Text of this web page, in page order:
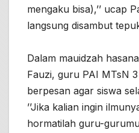
mengaku bisa),’’ ucap
langsung disambut
Dalam mauidzah
Fauzi, guru PAI MTsN
berpesan agar siswa
’’Jika kalian ingin
hormatilah guru-